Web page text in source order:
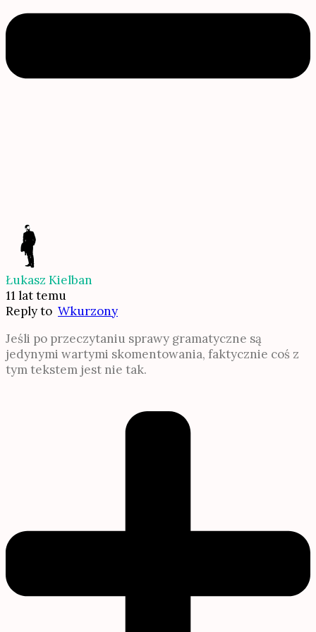
Łukasz Kielban
11 lat temu
Reply to Wkurzony
Jeśli po przeczytaniu sprawy gramatyczne są
jedynymi wartymi skomentowania, faktycznie coś z
tym tekstem jest nie tak.